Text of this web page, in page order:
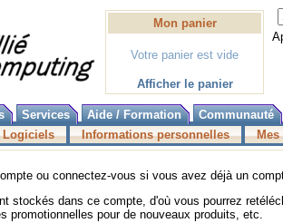
Mon panier
Votre panier est vide
Afficher le panier
Services Aide / Formation
Communauté
Logiciels Informations personnelles Mes
ou connectez-vous si vous avez déjà un
stockés dans ce compte, d'où vous pourrez
promotionnelles pour de nouveaux produits, etc.